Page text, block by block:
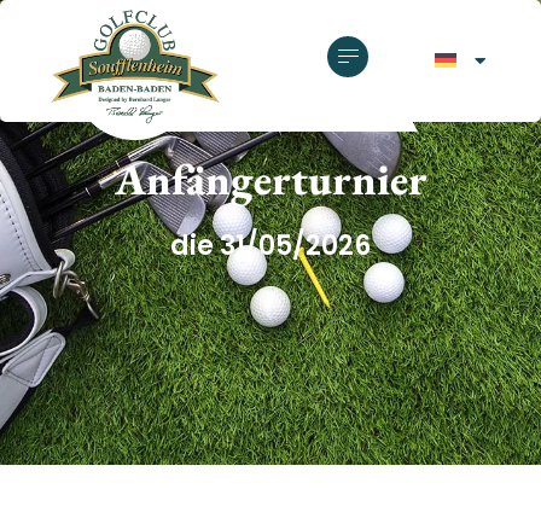
Anfängerturnier
die 31/05/2026